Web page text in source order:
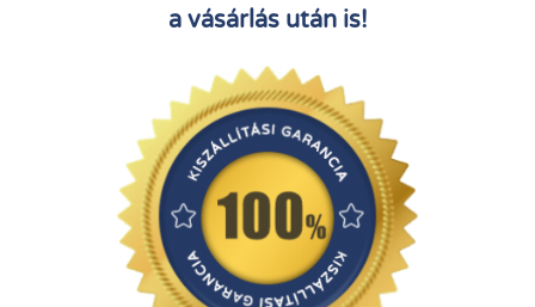
a vásárlás után is!